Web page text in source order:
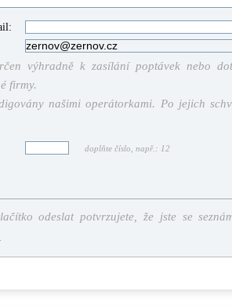
výhradně k zasílání poptávek nebo
firmy.
našimi operátorkami. Po jejich
doplňte číslo, např.: 12
odeslat potvrzujete, že jste se